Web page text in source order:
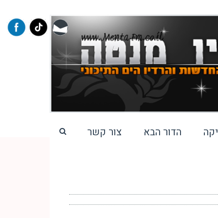
הדור הבא צור קשר